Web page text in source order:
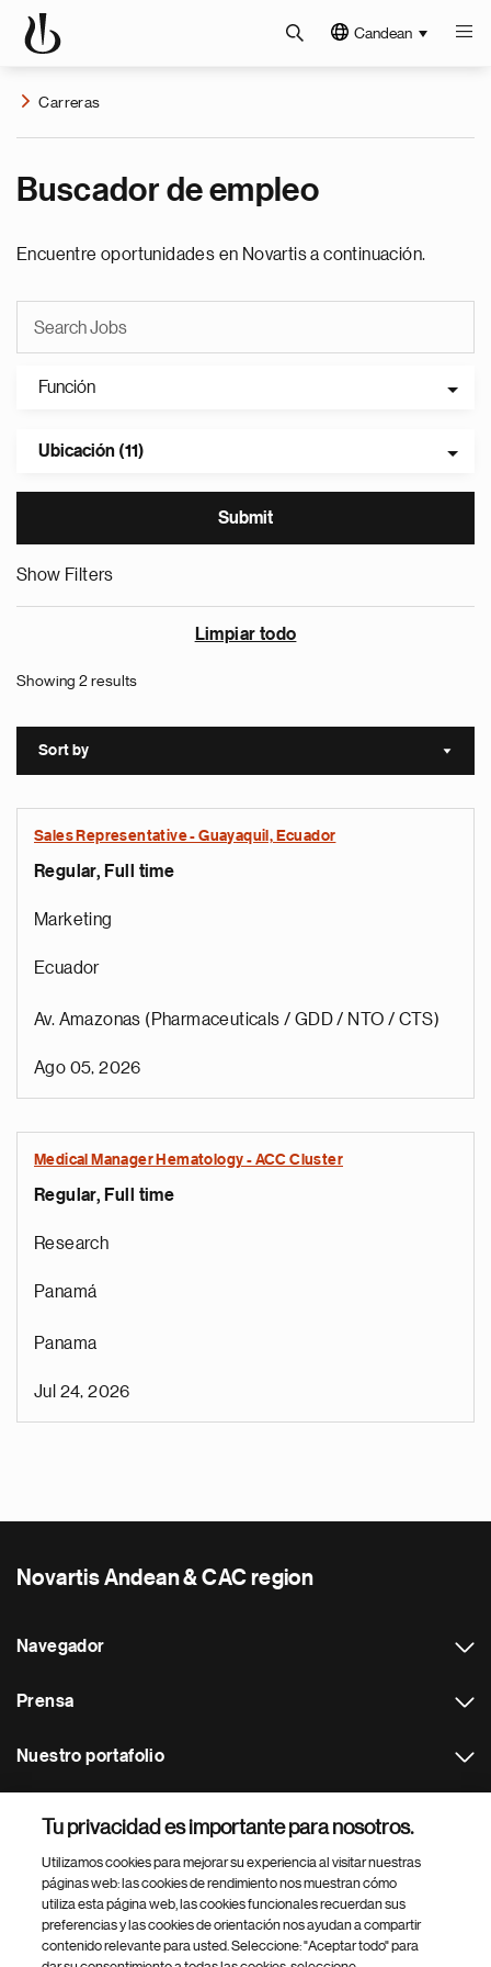
Candean
Carreras
Buscador de empleo
Encuentre oportunidades en Novartis a continuación.
Función
Ubicación (11)
Show Filters
Limpiar todo
Showing 2 results
Sort by Sort
Sales Representative - Guayaquil, Ecuador
Regular, Full time
Marketing
Ecuador
Av. Amazonas (Pharmaceuticals / GDD / NTO / CTS)
Ago 05, 2026
Medical Manager Hematology - ACC Cluster
Regular, Full time
Research
Panamá
Panama
Jul 24, 2026
Novartis Andean & CAC region
Navegador
Prensa
Nuestro portafolio
Footer Site Search
Tu privacidad es importante para nosotros.
Utilizamos cookies para mejorar su experiencia al visitar nuestras
páginas web: las cookies de rendimiento nos muestran cómo
utiliza esta página web, las cookies funcionales recuerdan sus
preferencias y las cookies de orientación nos ayudan a compartir
contenido relevante para usted. Seleccione: "Aceptar todo" para